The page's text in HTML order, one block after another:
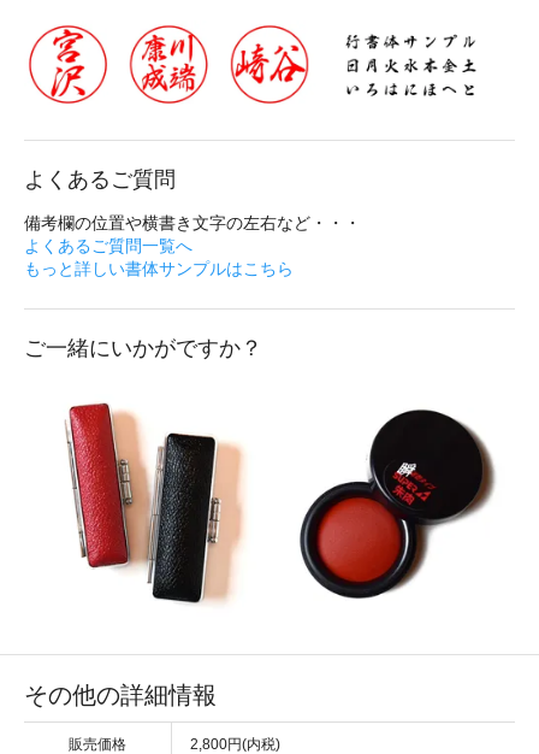
よくあるご質問
備考欄の位置や横書き文字の左右など・・・
よくあるご質問一覧へ
もっと詳しい書体サンプルはこちら
ご一緒にいかがですか？
その他の詳細情報
販売価格 2,800円(内税)